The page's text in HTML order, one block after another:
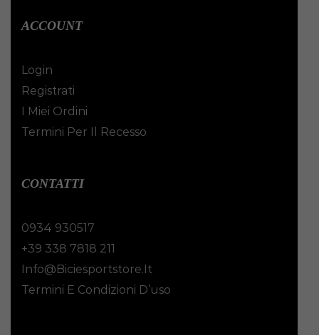
ACCOUNT
Login
Registrati
I Miei Ordini
Termini Per Il Recesso
CONTATTI
0934 930517
+39 338 7818 211
Info@biciesportstore.it
Termini E Condizioni D’uso